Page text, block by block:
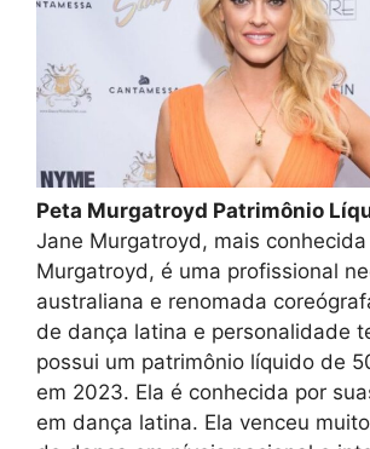
Peta Murgatroyd Patrimônio
Jane Murgatroyd, mais
Murgatroyd, é uma profissional
australiana e renomada
de dança latina e personalidade
possui um patrimônio líquido de
em 2023. Ela é conhecida por
em dança latina. Ela venceu